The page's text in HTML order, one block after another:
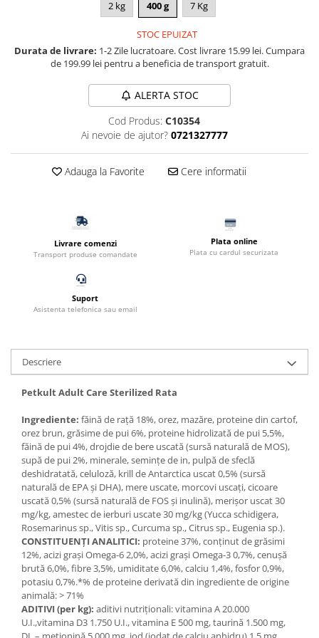
Filtru extern acvariu
Pompe aer acvariu
Pompa apa acvariu
Lampa pentru acvariu
Neoane si LED-uri pentru acvarii
Sterilizator acvariu
Fertilizatori acvarii
Tratamente pesti acvariu
Teste apa
Furtune si conectori acvarii
Curatare acvarii
Conditioneri apa acvariu
Decoruri si plante artificiale
Accesorii acvarii
Batoane
Colivii pentru pasari
Hrana pasari
Rozatoare
Igiena rozatoare
Hrana Rozatoare
Reptile
Hrana reptile
Igiena reptile
Decoruri terarii
Incalzitoare si pompe terarii
2 kg 400 g 7 Kg
STOC EPUIZAT
Durata de livrare: 1-2 Zile lucratoare. Cost livrare 15.99 lei. Cumpara
de 199.99 lei pentru a beneficia de transport gratuit.
ALERTA STOC
Cod Produs: C10354
Ai nevoie de ajutor? 0721327777
Adauga la Favorite Cere informatii
Livrare comenzi
Transport produse comandate
Plata online
Plata cu cardul securizata
Suport
Asistenta telefonica sau email
Descriere
Petkult Adult Care Sterilized Rata
Ingrediente: făină de raţă 18%, orez, mazăre, proteine din cartof,
orez brun, grăsime de pui 6%, proteine hidrolizată de pui 5,5%,
făină de pui 4%, drojdie de bere uscată (sursă naturală de MOS),
supă de pui 2%, minerale, seminţe de in, pulpă de sfeclă
deshidratată, celuloză, krill de Antarctica uscat 0,5% (sursă
naturală de EPA şi DHA), mere uscate, morcovi uscaţi, cicoare
uscată 0,5% (sursă naturală de FOS şi inulină), merişor uscat 30
mg/kg, amestec de ierburi uscate 30 mg/kg (Yucca schidigera,
Rosemarinus sp., Vitis sp., Curcuma sp., Citrus sp., Eugenia sp.).
CONSTITUENŢI ANALITICI: proteine 37%, conţinut de grăsimi
12%, acizi graşi Omega-6 2,0%, acizi graşi Omega-3 0,7%, cenuşă
brută 6,0%, fibre 3,5%, umiditate 6,0%, calciu 1,4%, fosfor 0,9%,
potasiu 0,7%.*% de proteine derivată din ingrediente de origine
animală: > 71%
ADITIVI (per kg): aditivi nutriţionali: vitamina A 20.000
U.I.,vitamina D3 1.750 U.I., vitamina E 500 mg, taurină 1.500 mg,